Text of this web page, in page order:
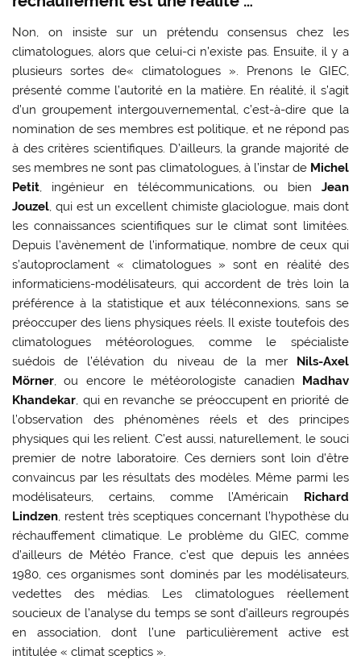
Non, on insiste sur un prétendu consensus chez les
climatologues, alors que celui-ci n’existe pas. Ensuite, il y a
plusieurs sortes de« climatologues ». Prenons le GIEC,
présenté comme l’autorité en la matière. En réalité, il s’agit
d’un groupement intergouvernemental, c’est-à-dire que la
nomination de ses membres est politique, et ne répond pas
à des critères scientifiques. D’ailleurs, la grande majorité de
ses membres ne sont pas climatologues, à l’instar de Michel
Petit , ingénieur en télécommunications, ou bien Jean
Jouzel , qui est un excellent chimiste glaciologue, mais dont
les connaissances scientifiques sur le climat sont limitées.
Depuis l’avènement de l’informatique, nombre de ceux qui
s’autoproclament « climatologues » sont en réalité des
informaticiens-modélisateurs, qui accordent de très loin la
préférence à la statistique et aux téléconnexions, sans se
préoccuper des liens physiques réels. Il existe toutefois des
climatologues météorologues, comme le spécialiste
suédois de l’élévation du niveau de la mer Nils-Axel
Mörner , ou encore le météorologiste canadien Madhav
Khandekar , qui en revanche se préoccupent en priorité de
l’observation des phénomènes réels et des principes
physiques qui les relient. C’est aussi, naturellement, le souci
premier de notre laboratoire. Ces derniers sont loin d’être
convaincus par les résultats des modèles. Même parmi les
modélisateurs, certains, comme l’Américain Richard
Lindzen , restent très sceptiques concernant l’hypothèse du
réchauffement climatique. Le problème du GIEC, comme
d’ailleurs de Météo France, c’est que depuis les années
1980, ces organismes sont dominés par les modélisateurs,
vedettes des médias. Les climatologues réellement
soucieux de l’analyse du temps se sont d’ailleurs regroupés
en association, dont l’une particulièrement active est
intitulée « climat sceptics ».